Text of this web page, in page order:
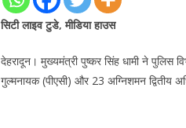
सिटी लाइव टुडे, मीडिया हाउस
देहरादून। मुख्यमंत्री पुष्कर सिंह धामी ने पुलिस
गुल्मनायक (पीएसी) और 23 अग्निशमन द्वितीय